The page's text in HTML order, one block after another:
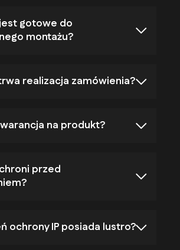
gotowe do
montażu?
realizacja zamówienia?
na produkt?
przed
ochrony IP posiada lustro?